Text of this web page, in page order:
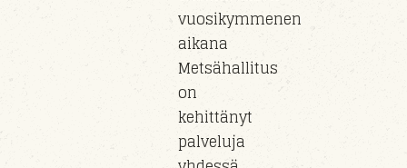
vuosikymmenen
aikana
Metsähallitus
on
kehittänyt
palveluja